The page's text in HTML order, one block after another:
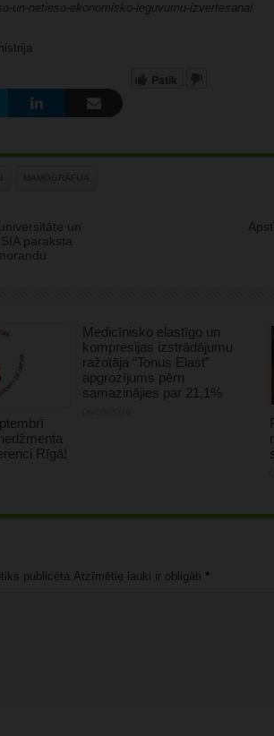
un-netieso-ekonomisko-ieguvumu-izvertesanai
Patīk
MAMOGRĀFIJA
un
paraksta
Rīgā!
Medicīnisko elastīgo un
kompresijas izstrādājumu
ražotāja “Tonus Elast”
apgrozījums pērn
samazinājies par 21,1%
publicēta.Atzīmētie lauki ir obligāti *